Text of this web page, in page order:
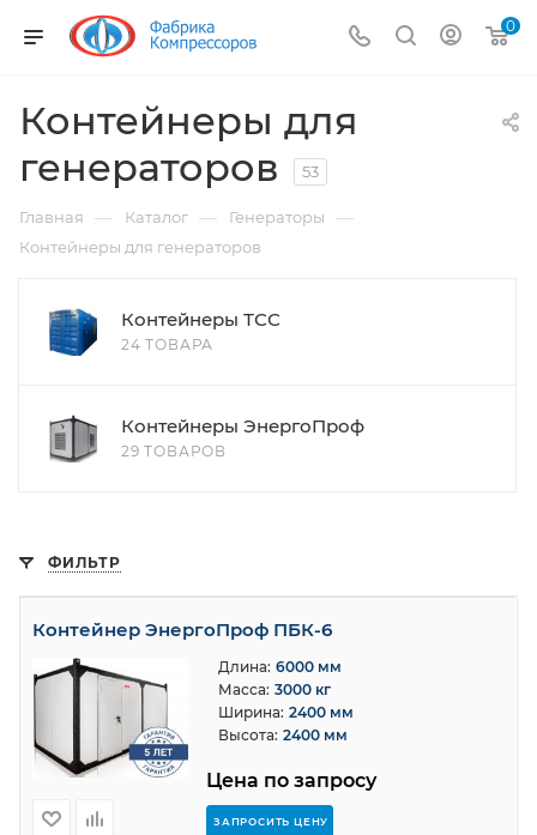
0
Контейнеры для
генераторов
53
Главная — Каталог — Генераторы —
Контейнеры для генераторов
Контейнеры ТСС
24 ТОВАРА
Контейнеры ЭнергоПроф
29 ТОВАРОВ
ФИЛЬТР
Контейнер ЭнергоПроф ПБК-6
Цена по запросу
ЗАПРОСИТЬ ЦЕНУ
Длина: 6000 мм
Масса: 3000 кг
Ширина: 2400 мм
Высота: 2400 мм